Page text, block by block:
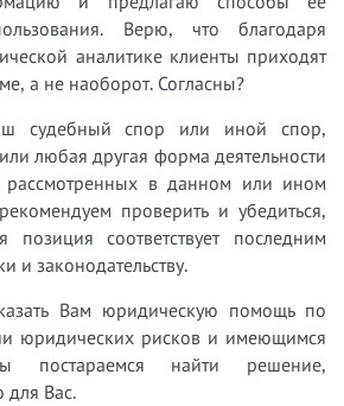
Верю, что благодаря
аналитике клиенты приходят
а не наоборот. Согласны?
судебный спор или иной спор,
любая другая форма деятельности
рассмотренных в данном или ином
проверить и убедиться,
соответствует последним
и законодательству.
Вам юридическую помощь по
юридических рисков и имеющимся
постараемся найти решение,
Вас.